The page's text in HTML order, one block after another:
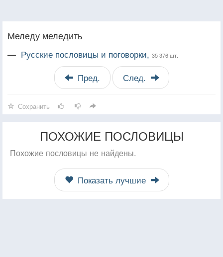
Меледу меледить
— Русские пословицы и поговорки, 35 376 шт.
Пред. След.
Сохранить
ПОХОЖИЕ ПОСЛОВИЦЫ
Похожие пословицы не найдены.
Показать лучшие